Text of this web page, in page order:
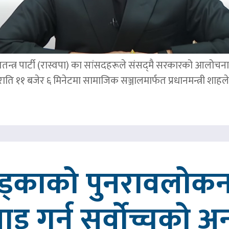
पार्टी (रास्वपा) का सांसदहरूले संसद्‌मै सरकारको आलोचना
११ बजेर ६ मिनेटमा सामाजिक सञ्जालमार्फत